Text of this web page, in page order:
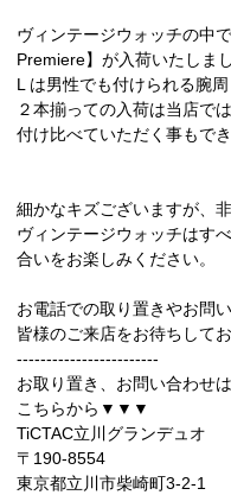
ヴィンテージウォッチの中
Premiere】が入荷いたしまし
L は男性でも付けられる腕周
２本揃っての入荷は当店で
付け比べていただく事もでき
細かなキズございますが、
ヴィンテージウォッチはす
合いをお楽しみください。
お電話での取り置きやお問
皆様のご来店をお待ちしてお
------------------------
お取り置き、お問い合わせは
こちらから▼▼▼
TiCTAC立川グランデュオ
〒190-8554
東京都立川市柴崎町3-2-1